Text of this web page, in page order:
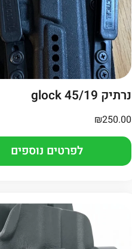
נרתיק glock 45/19
₪250.00
לפרטים נוספים